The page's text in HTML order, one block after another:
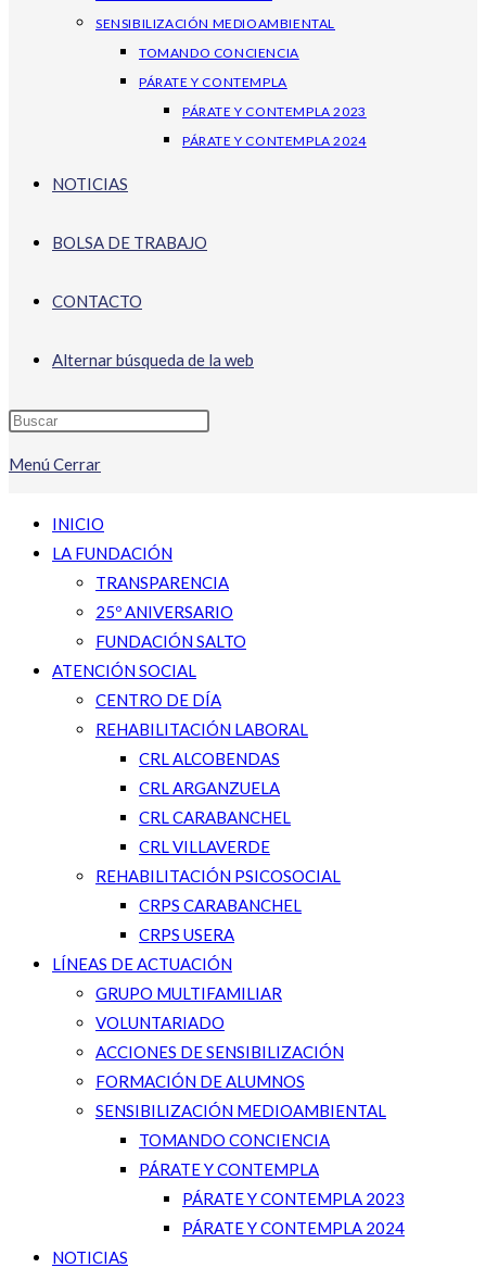
SENSIBILIZACIÓN MEDIOAMBIENTAL
TOMANDO CONCIENCIA
PÁRATE Y CONTEMPLA
PÁRATE Y CONTEMPLA 2023
PÁRATE Y CONTEMPLA 2024
NOTICIAS
BOLSA DE TRABAJO
CONTACTO
Alternar búsqueda de la web
Menú Cerrar
INICIO
LA FUNDACIÓN
TRANSPARENCIA
25º ANIVERSARIO
FUNDACIÓN SALTO
ATENCIÓN SOCIAL
CENTRO DE DÍA
REHABILITACIÓN LABORAL
CRL ALCOBENDAS
CRL ARGANZUELA
CRL CARABANCHEL
CRL VILLAVERDE
REHABILITACIÓN PSICOSOCIAL
CRPS CARABANCHEL
CRPS USERA
LÍNEAS DE ACTUACIÓN
GRUPO MULTIFAMILIAR
VOLUNTARIADO
ACCIONES DE SENSIBILIZACIÓN
FORMACIÓN DE ALUMNOS
SENSIBILIZACIÓN MEDIOAMBIENTAL
TOMANDO CONCIENCIA
PÁRATE Y CONTEMPLA
PÁRATE Y CONTEMPLA 2023
PÁRATE Y CONTEMPLA 2024
NOTICIAS